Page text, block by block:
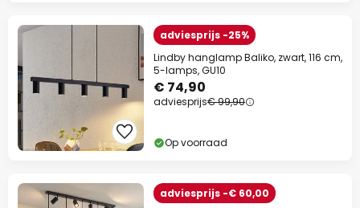
adviesprijs -25%
Lindby hanglamp Baliko, zwart, 116 cm,
5-lamps, GU10
€ 74,90
adviesprijs€ 99,90
Op voorraad
adviesprijs -€ 60,00